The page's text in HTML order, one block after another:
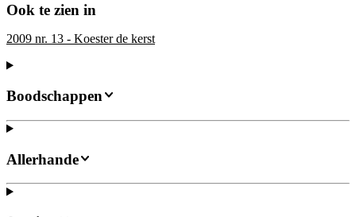
Ook te zien in
2009 nr. 13 - Koester de kerst
Boodschappen
Allerhande